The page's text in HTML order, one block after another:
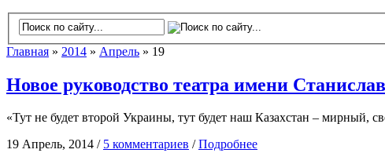
Главная » 2014 » Апрель » 19
Новое руководство театра имени
«Тут не будет второй Украины, тут будет наш Казахстан – мирный,
19 Апрель, 2014 / 5 комментариев /Подробнее